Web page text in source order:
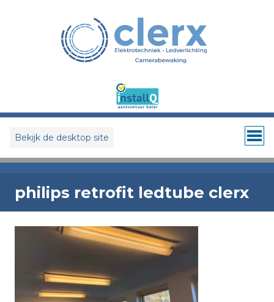
Bekijk de desktop site
philips retrofit ledtube clerx